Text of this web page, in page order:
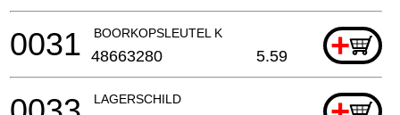
BOORKOPSLEUTEL K +
0031 48663280 5.59
LAGERSCHILD